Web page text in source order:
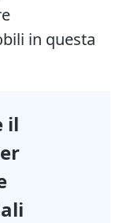
in questa
il